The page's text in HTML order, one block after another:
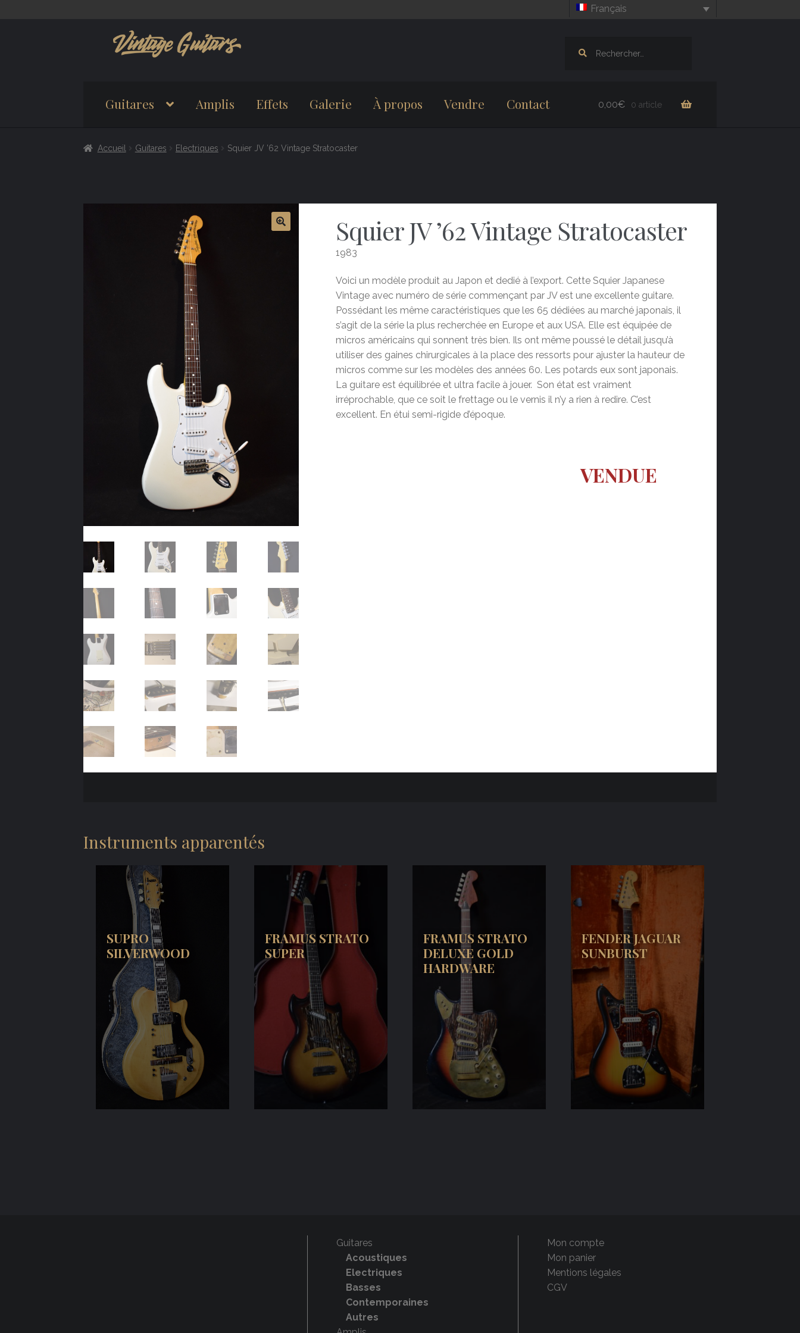
Français
la
au
contenu
Guitares Amplis Effets Galerie À propos Vendre Contact 0,00€ 0 article
Accueil Guitares Electriques Squier JV ’62 Vintage Stratocaster
Squier JV ’62 Vintage Stratocaster
1983
Voici un modèle produit au Japon et dedié à l’export. Cette Squier Japanese
Vintage avec numéro de série commençant par JV est une excellente guitare.
Possédant les même caractéristiques que les 65 dédiées au marché japonais, il
s’agit de la série la plus recherchée en Europe et aux USA. Elle est équipée de
micros américains qui sonnent très bien. Ils ont même poussé le détail jusqu’à
utiliser des gaines chirurgicales à la place des ressorts pour ajuster la hauteur de
micros comme sur les modèles des années 60. Les potards eux sont japonais.
La guitare est équilibrée et ultra facile à jouer. Son état est vraiment
irréprochable, que ce soit le frettage ou le vernis il n’y a rien à redire. C’est
excellent. En étui semi-rigide d’époque.
VENDUE
Instruments apparentés
SUPRO
SILVERWOOD
FRAMUS STRATO
SUPER
FRAMUS STRATO
DELUXE GOLD
HARDWARE
FENDER JAGUAR
SUNBURST
Guitares
Acoustiques
Electriques
Basses
Contemporaines
Autres
Mon compte
Mon panier
Mentions légales
CGV